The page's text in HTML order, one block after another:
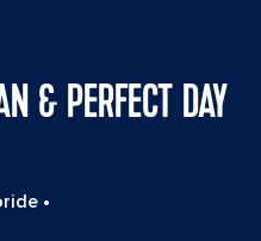
& PERFECT DAY
•